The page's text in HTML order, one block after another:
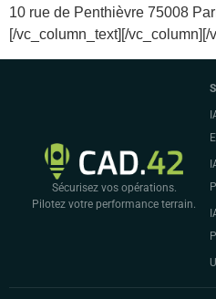
10 rue de Penthièvre 75008
[/vc_column_text][/vc_column][/
Sécurisez vos opérations.
Pilotez votre performance terrain.